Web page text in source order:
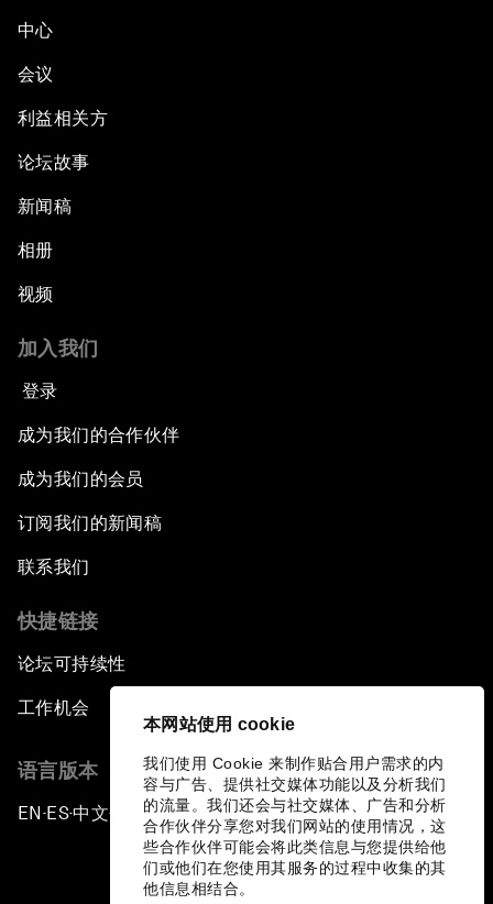
本网站使用 cookie
我们使用 Cookie 来制作贴合用户需求的内
容与广告、提供社交媒体功能以及分析我们
的流量。我们还会与社交媒体、广告和分析
合作伙伴分享您对我们网站的使用情况，这
些合作伙伴可能会将此类信息与您提供给他
们或他们在您使用其服务的过程中收集的其
他信息相结合。
中心
会议
利益相关方
论坛故事
新闻稿
相册
视频
加入我们
登录
成为我们的合作伙伴
成为我们的会员
订阅我们的新闻稿
联系我们
快捷链接
论坛可持续性
工作机会
语言版本
EN ▪ES▪中文▪ 日本語